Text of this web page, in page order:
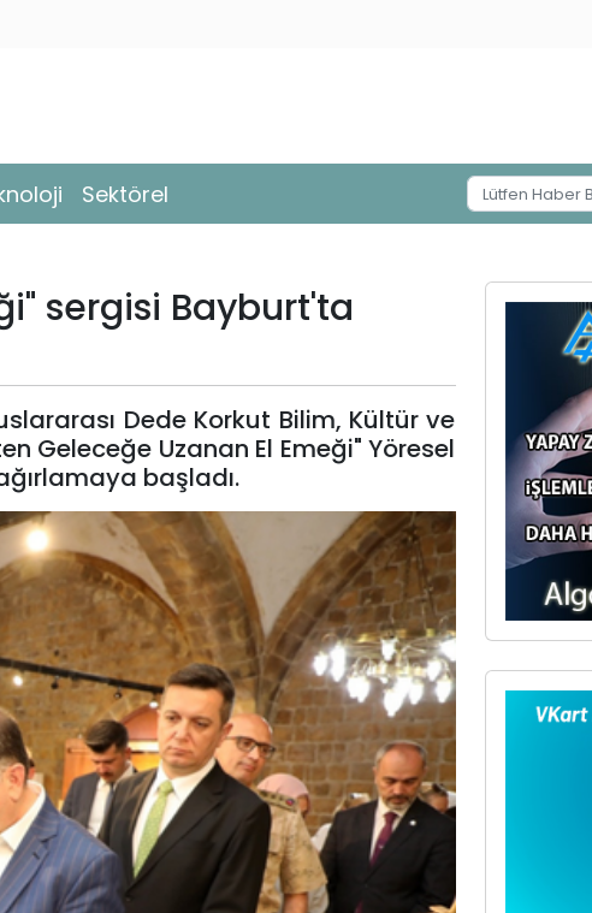
Sektörel
sergisi Bayburt'ta
Dede Korkut Bilim, Kültür ve
Geleceğe Uzanan El Emeği" Yöresel
başladı.